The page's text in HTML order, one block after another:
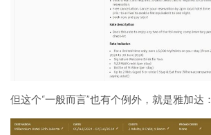
但这个“一般而言”也有个例外，就是雅加达：